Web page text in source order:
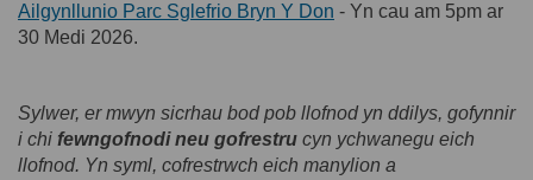
Ailgynllunio Parc Sglefrio Bryn Y Don - Yn cau am 5pm ar
30 Medi 2026.
Sylwer, er mwyn sicrhau bod pob llofnod yn ddilys, gofynnir
i chi fewngofnodi neu gofrestru cyn ychwanegu eich
llofnod. Yn syml, cofrestrwch eich manylion a